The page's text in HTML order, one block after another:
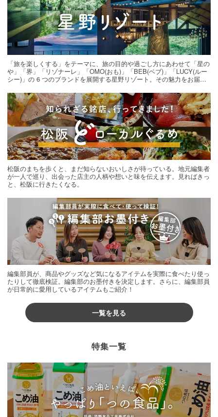
「旅を楽しくする」をテーマに、旅の目的や過ごし方にあわせて「星の
や」「界」「リゾナーレ」「OMO(おも)」「BEB(ベブ)」「LUCY(ルー
シー)」の 6 つのブランドを展開する星野リゾート。その魅力をお届け
松阪のまちを歩くと、まだ知らないおいしさが待っている。地元編集者
が一人で巡り、出会った店主の人柄や想いと味を伝えます。見ればきっ
と、松阪に行きたくなる。
編集部員が、商品やグッズなど気になるアイテムを実際に食べたり使っ
たりして徹底検証。編集部のお墨付きを決定します。さらに、編集部員
が日常的に愛用しているアイテムもご紹介！
一覧を見る
特集一覧